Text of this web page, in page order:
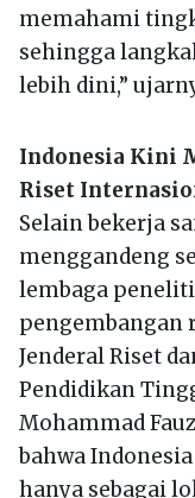
memahami
sehingga
lebih dini,”
Indonesia Kini
Riset
Selain bekerja
menggandeng
lembaga
pengembangan
Jenderal Riset
Pendidikan
Mohammad
bahwa
hanya sebagai